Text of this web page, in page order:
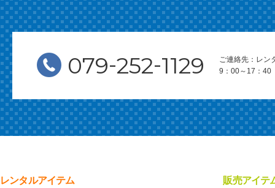
079-252-1129
ご連絡先：レン
9：00～17：
レンタルアイテム 販売アイテ